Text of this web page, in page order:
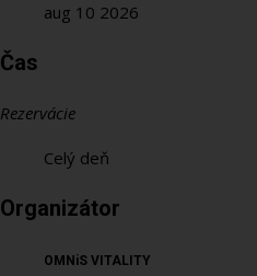
aug 10 2026
Čas
Rezervácie
Celý deň
Organizátor
OMNiS VITALITY